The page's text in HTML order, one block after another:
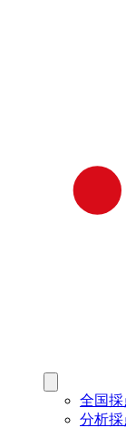
全国採
分析採